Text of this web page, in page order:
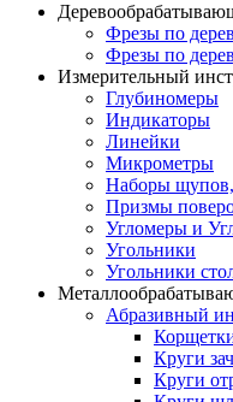
Фрезы по
Фрезы по
Измерительный
Глубиномеры
Индикаторы
Линейки
Микрометры
Наборы
Призмы
Угломеры и
Угольники
Угольники
Абразивный
Круги
Круги